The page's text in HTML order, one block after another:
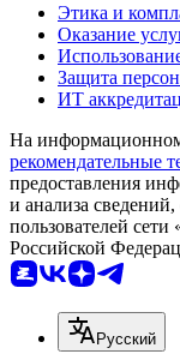
Этика и
Оказание
Защита
ИТ
На
рекомендательные
предоставления
и анализа
пользователей
Российской
Русский